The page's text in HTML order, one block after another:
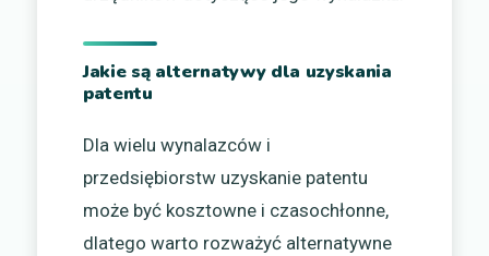
Jakie są alternatywy dla uzyskania
patentu
Dla wielu wynalazców i
przedsiębiorstw uzyskanie patentu
może być kosztowne i czasochłonne,
dlatego warto rozważyć alternatywne